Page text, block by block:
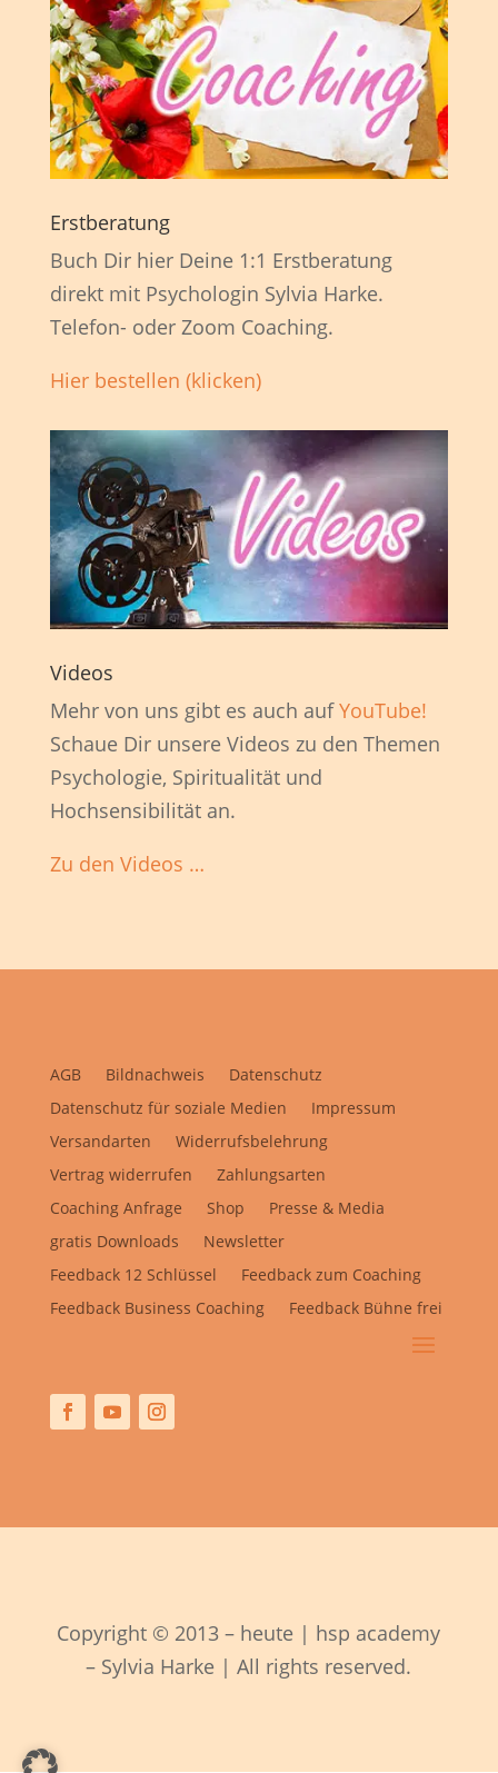
Erstberatung
Buch Dir hier Deine 1:1 Erstberatung
direkt mit Psychologin Sylvia Harke.
Telefon- oder Zoom Coaching.
Hier bestellen (klicken)
Videos
Mehr von uns gibt es auch aufYouTube!
Schaue Dir unsere Videos zu den Themen
Psychologie, Spiritualität und
Hochsensibilität an.
Zu den Videos …
AGB Bildnachweis
Datenschutz
Datenschutz für soziale Medien
Impressum
Versandarten
Widerrufsbelehrung
Vertrag widerrufen
Zahlungsarten
Coaching Anfrage
Shop
Presse & Media
gratis Downloads
Newsletter
Feedback 12 Schlüssel
Feedback zum Coaching
Feedback Business Coaching
Feedback Bühne frei
Copyright © 2013 – heute | hsp academy
– Sylvia Harke | All rights reserved.